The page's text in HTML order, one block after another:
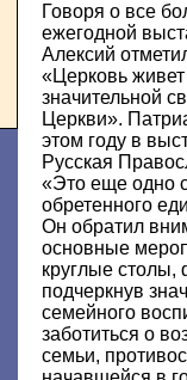
Говоря о все
ежегодной
Алексий
«Церковь
значительной
Церкви».
этом году в
Русская
«Это еще одно
обретенного
Он обратил
основные
круглые столы,
подчеркнув
семейного
заботиться о
семьи,